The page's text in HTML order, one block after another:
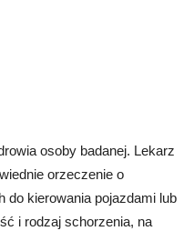
osoby badanej. Lekarz
orzeczenie o
do kierowania pojazdami lub
i rodzaj schorzenia, na